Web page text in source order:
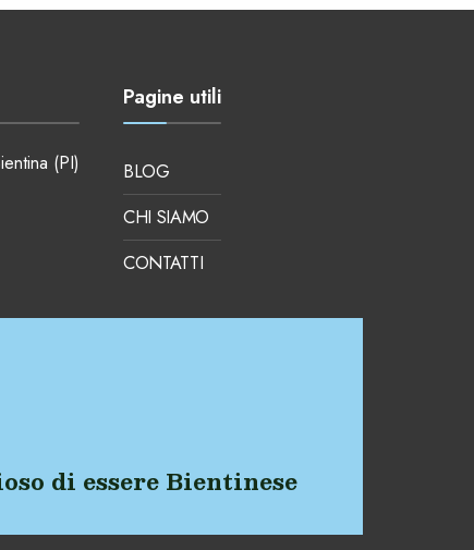
(PI)
Pagine utili
BLOG
CHI SIAMO
CONTATTI
di essere Bientinese